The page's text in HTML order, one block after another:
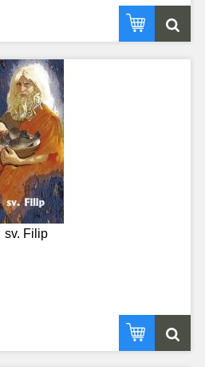
sv. Filip